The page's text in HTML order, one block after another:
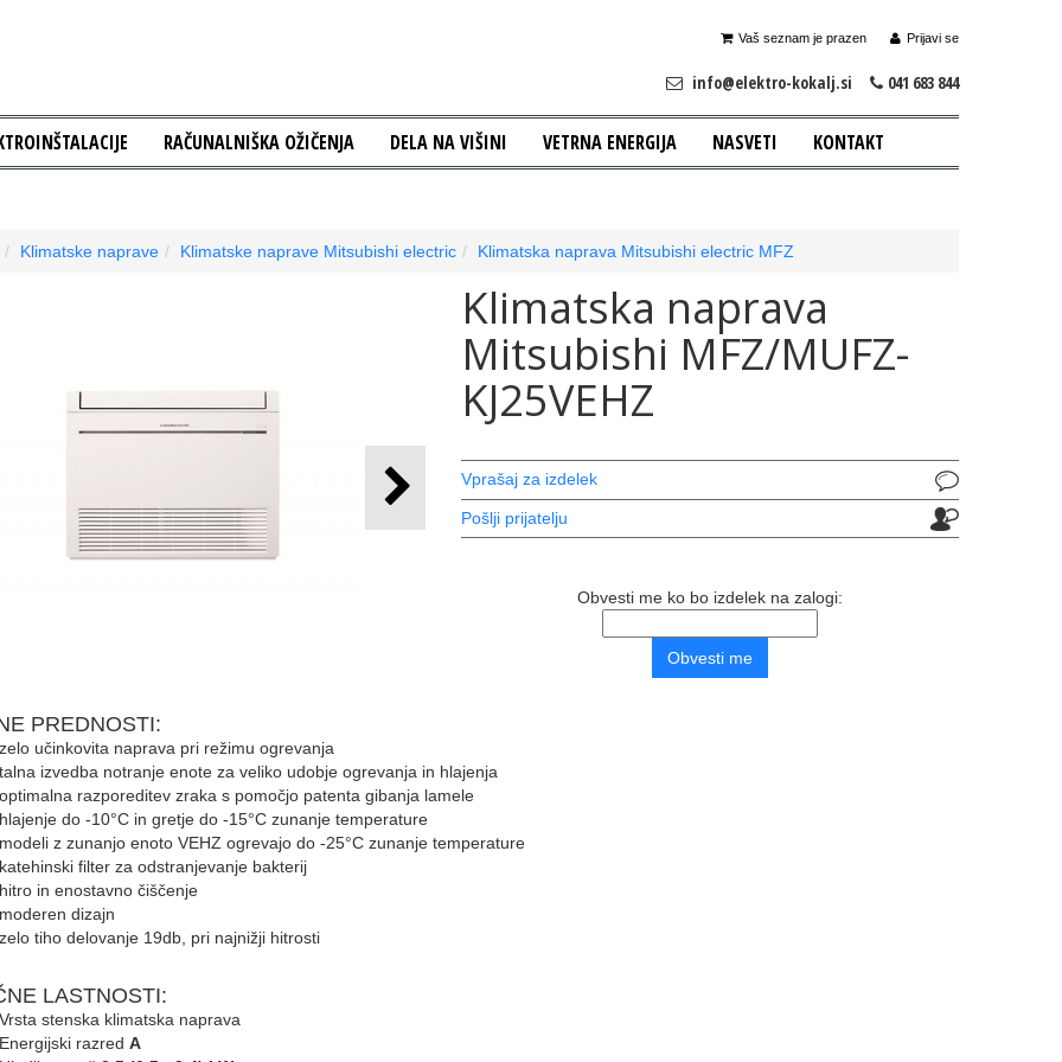
Prijavi se
Vaš seznam je prazen
info@elektro-kokalj.si 041 683 844
RAČUNALNIŠKA OŽIČENJA DELA NA VIŠINI VETRNA ENERGIJA NASVETI KONTAKT
Klimatske naprave Klimatske naprave Mitsubishi electric Klimatska naprava Mitsubishi electric MFZ
Klimatska naprava
Mitsubishi MFZ/MUFZ-
KJ25VEHZ
Vprašaj za izdelek
Pošlji prijatelju
Obvesti me ko bo izdelek na zalogi:
PREDNOSTI:
zelo učinkovita naprava pri režimu ogrevanja
talna izvedba notranje enote za veliko udobje ogrevanja in hlajenja
optimalna razporeditev zraka s pomočjo patenta gibanja lamele
hlajenje do -10°C in gretje do -15°C zunanje temperature
modeli z zunanjo enoto VEHZ ogrevajo do -25°C zunanje temperature
katehinski filter za odstranjevanje bakterij
hitro in enostavno čiščenje
moderen dizajn
zelo tiho delovanje 19db, pri najnižji hitrosti
LASTNOSTI:
Vrsta stenska klimatska naprava
Energijski razred A